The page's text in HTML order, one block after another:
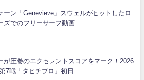
ーン「Genevieve」スウェルがヒットしたロ
ズでのフリーサーフ動画
が圧巻のエクセレントスコアをマーク！2026
7戦「タヒチプロ」初日